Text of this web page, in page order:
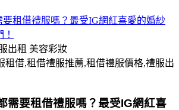
租借禮服嗎？最受IG網紅喜愛的婚紗
出租 美容彩妝
需要租借禮服嗎？最受IG網紅喜